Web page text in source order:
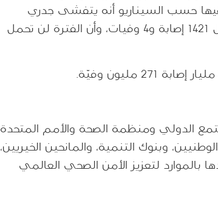
الأولى من التاريخ ما بين 15/5 و5/6، وفيها حسب السيناريو أنه يتفشى جدري
القردة في برينيا -مكان غير واقعي- وسيسجل 1421 إصابة و4 وفيات، وأن الفترة لن تحمل
الدولي ومنظمة الصحة والأمم المتحدة
وبنوك التنمية، والمانحين الخيريين،
بالموارد لتعزيز الأمن الصحي العالمي